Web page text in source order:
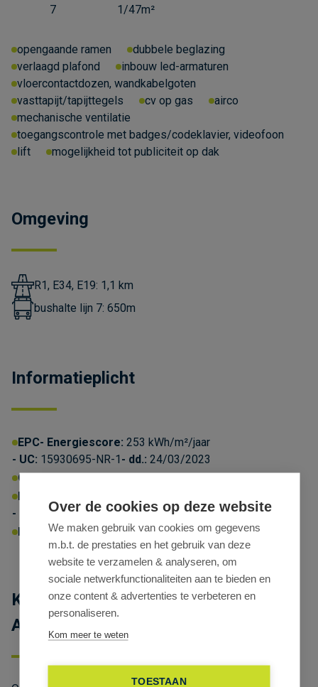
7
1/47m²
opengaande ramen
dubbele beglazing
verlaagd plafond
inbouw led-armaturen
vloercontactdozen, wandkabelgoten
vasttapijt/tapijttegels
cv op gas
airco
mechanische ventilatie
toegangscontrole met badges/codeklavier, videofoon
lift
mogelijkheid tot publiciteit op dak
Omgeving
R1, E34, E19: 1,1 km
bushalte lijn 7: 650m
Informatieplicht
EPC Energiescore: 253 kWh/m²/jaar
UC: 15930695-NR-1 dd.: 24/03/2023
Omgevingsvergunning: Ja
P-score:
Geen afgebakende zones
Erfgoed: Geen beschermd erfgoed
Kantoren huren in Antwerp Gate I
Antwerpen
Over de cookies op deze website
We maken gebruik van cookies om gegevens
m.b.t. de prestaties en het gebruik van deze
website te verzamelen & analyseren, om
sociale netwerkfunctionaliteiten aan te bieden en
onze content & advertenties te verbeteren en
personaliseren.
Kom meer te weten
TOESTAAN